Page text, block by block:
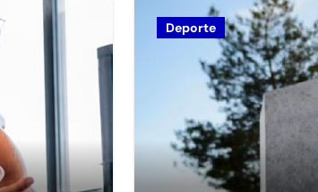
Deporte